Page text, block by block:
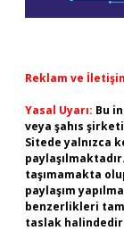
Reklam ve
Yasal Uyarı: Bu
veya şahıs
Sitede yalnızca
taşımamakta
paylaşım
benzerlikleri
taslak